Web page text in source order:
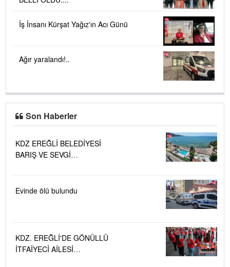
İş İnsanı Kürşat Yağız'ın Acı Günü
Ağır yaralandı!..
Son Haberler
KDZ EREĞLİ BELEDİYESİ
BARIŞ VE SEVGİ
Evinde ölü bulundu
KDZ. EREĞLİ'DE GÖNÜLLÜ
İTFAİYECİ AİLESİ